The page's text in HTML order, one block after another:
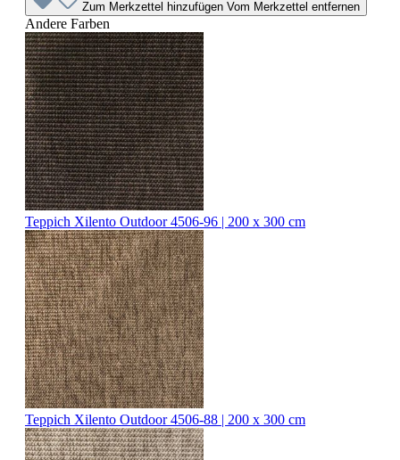
Zum Merkzettel hinzufügen Vom Merkzettel entfernen
Andere Farben
Teppich Xilento Outdoor 4506-96 | 200 x 300 cm
Teppich Xilento Outdoor 4506-88 | 200 x 300 cm